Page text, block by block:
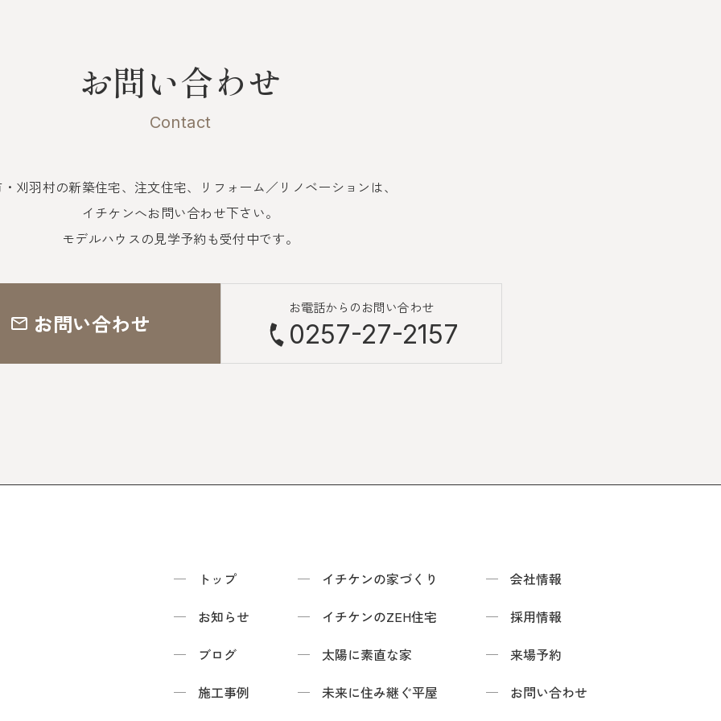
お問い合わせ
Contact
刈羽村の新築住宅、注文住宅、
リフォーム／リノベーションは、
イチケンへお問い合わせ下さい。
モデルハウスの見学予約も受付中です。
お問い合わせ
お電話からのお問い合わせ
0257-27-2157
トップ
お知らせ
ブログ
施工事例
イチケンの家づくり
イチケンのZEH住宅
太陽に素直な家
未来に住み継ぐ平屋
会社情報
採用情報
来場予約
お問い合わせ